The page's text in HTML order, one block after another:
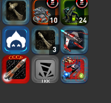
10 24
3